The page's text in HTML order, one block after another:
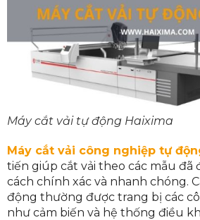
Máy cắt vải tự động Haixima
Máy cắt vải công nghiệp tự
tiến giúp cắt vải theo các mẫu đã
cách chính xác và nhanh chóng.
động thường được trang bị các
như cảm biến và hệ thống điều